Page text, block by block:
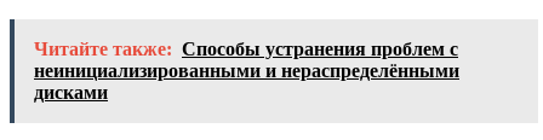
Читайте также: Способы устранения проблем с
неинициализированными и нераспределёнными
дисками